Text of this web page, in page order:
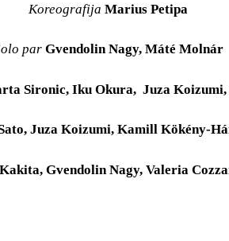
Koreografija Marius Petipa
par Gvendolin Nagy, Máté Molnár
Sironic, Iku Okura, Juza
Juza Koizumi, Kamill Kökény-
Gvendolin Nagy, Valeria